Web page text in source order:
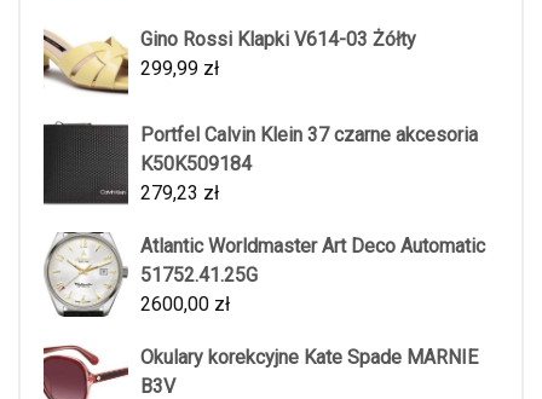
Gino Rossi Klapki V614-03 Żółty
299,99 zł
Portfel Calvin Klein 37 czarne akcesoria
K50K509184
279,23 zł
Atlantic Worldmaster Art Deco Automatic
51752.41.25G
2600,00 zł
Okulary korekcyjne Kate Spade MARNIE
B3V